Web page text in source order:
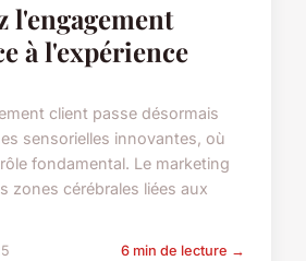
l'engagement
à l'expérience
client passe désormais
sensorielles innovantes, où
fondamental. Le marketing
zones cérébrales liées aux
6 min de lecture →